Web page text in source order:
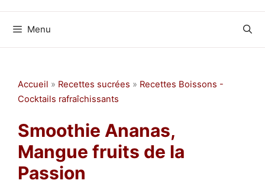
Menu
Accueil » Recettes sucrées » Recettes Boissons -
Cocktails rafraîchissants
Smoothie Ananas,
Mangue fruits de la
Passion